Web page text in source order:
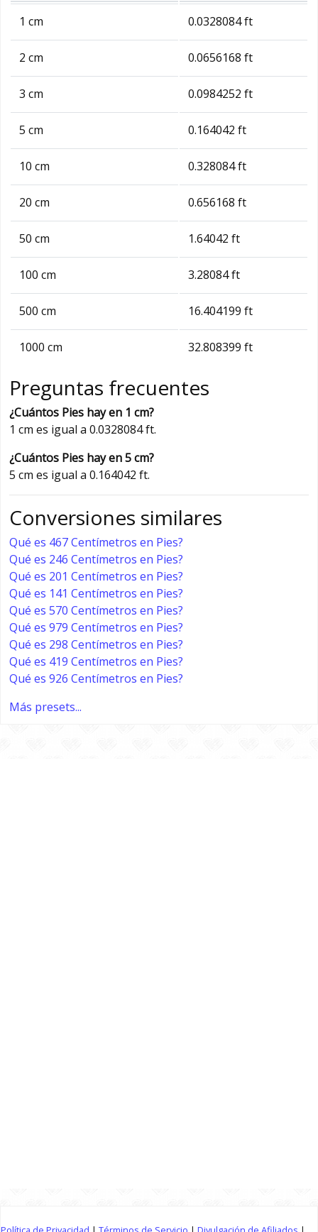
1 cm 0.0328084 ft
2 cm 0.0656168 ft
3 cm 0.0984252 ft
5 cm 0.164042 ft
10 cm 0.328084 ft
20 cm 0.656168 ft
50 cm 1.64042 ft
100 cm 3.28084 ft
500 cm 16.404199 ft
1000 cm 32.808399 ft
Preguntas frecuentes
¿Cuántos Pies hay en 1 cm?
1 cm es igual a 0.0328084 ft.
¿Cuántos Pies hay en 5 cm?
5 cm es igual a 0.164042 ft.
Conversiones similares
Qué es 467 Centímetros en Pies?
Qué es 246 Centímetros en Pies?
Qué es 201 Centímetros en Pies?
Qué es 141 Centímetros en Pies?
Qué es 570 Centímetros en Pies?
Qué es 979 Centímetros en Pies?
Qué es 298 Centímetros en Pies?
Qué es 419 Centímetros en Pies?
Qué es 926 Centímetros en Pies?
Más presets...